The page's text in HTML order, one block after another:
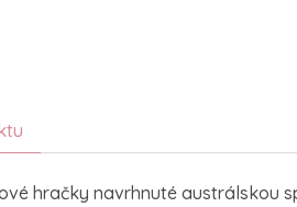
hračky navrhnuté austrálskou